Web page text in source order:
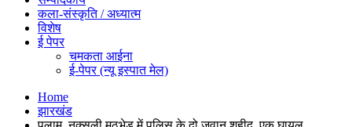
कला-संस्कृति / अध्यात्म
विशेष
ई पेपर
चमकता आईना
ई-पेपर (न्यू इस्पात मेल)
Home
झारखंड